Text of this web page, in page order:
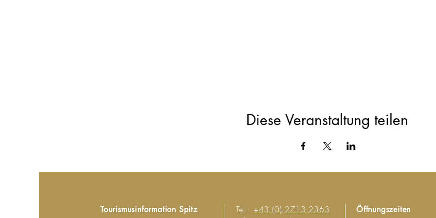
Diese Veranstaltung teilen
Tourismusinformation Spitz Tel.: +43 (0) 2713 2363
Öffnungszeiten